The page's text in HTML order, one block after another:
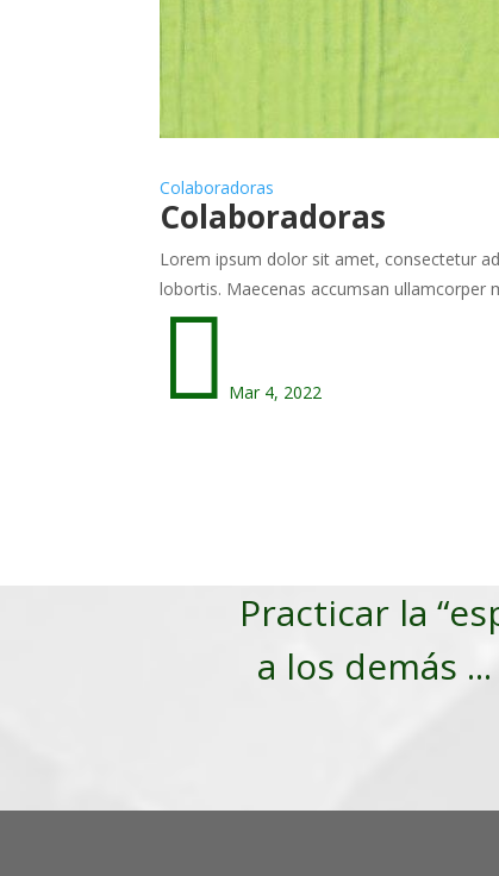
Colaboradoras
Colaboradoras
Lorem ipsum dolor sit amet, consectetur
lobortis. Maecenas accumsan ullamcorper
 Mar 4, 2022
Practicar la
a los demás